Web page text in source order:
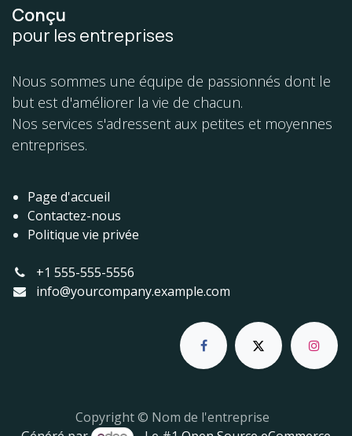
Conçu
pour les entreprises
Nous sommes une équipe de passionnés dont le
but est d'améliorer la vie de chacun.
Nos services s'adressent aux petites et moyennes
entreprises.
Page d'accueil
Contactez-nous
Politique vie privée
+1 555-555-5556
info@yourcompany.example.com
Copyright © Nom de l'entreprise